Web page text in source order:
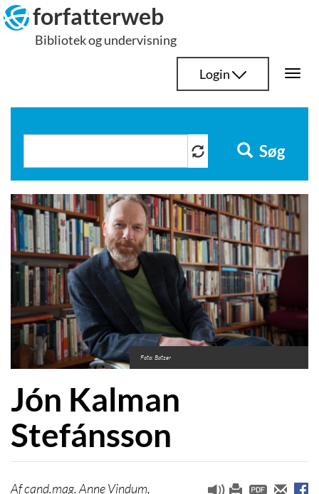
Hop
til
indhold
forfatterweb
Bibliotek og undervisning
Login
Søg
Foto: Batzer
Jón Kalman
Stefánsson
cand.mag. Anne Vindum,